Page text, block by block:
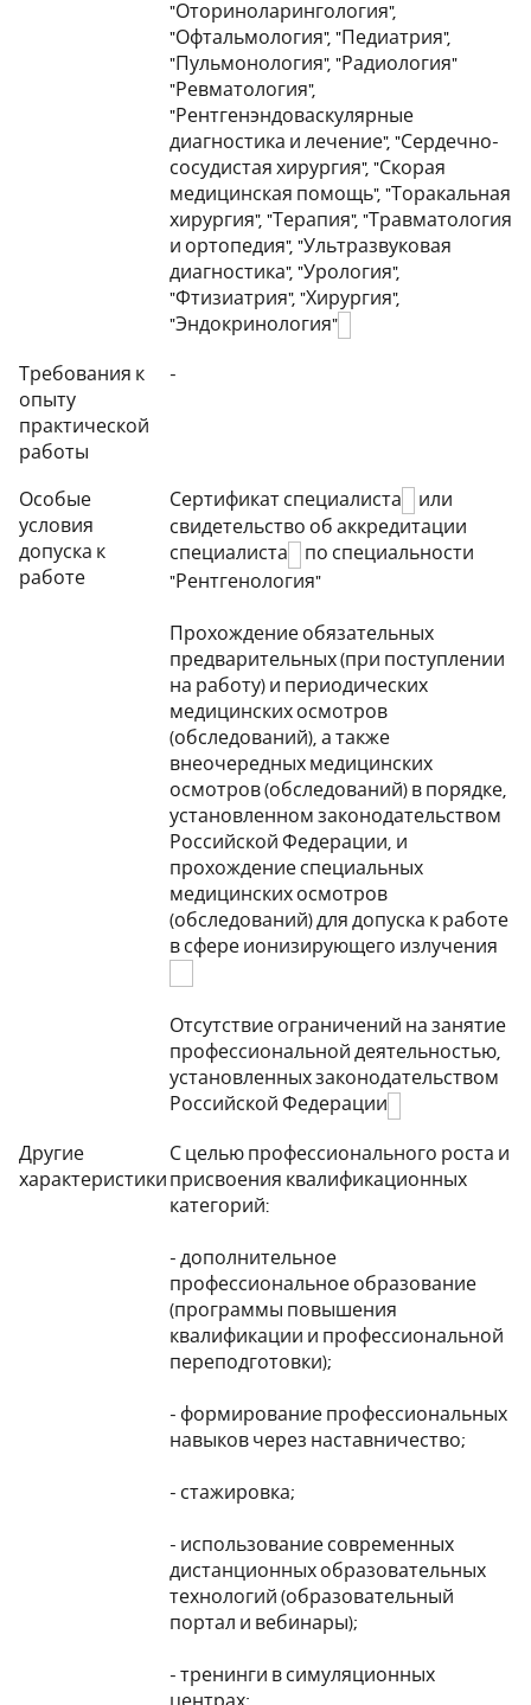
"Оториноларингология",
"Офтальмология", "Педиатрия",
"Пульмонология", "Радиология"
"Ревматология",
"Рентгенэндоваскулярные
диагностика и лечение", "Сердечно-
сосудистая хирургия", "Скорая
медицинская помощь", "Торакальная
хирургия", "Терапия", "Травматология
и ортопедия", "Ультразвуковая
диагностика", "Урология",
"Фтизиатрия", "Хирургия",
"Эндокринология"
Требования к
опыту
практической
работы
-
Особые
условия
допуска к
работе
Сертификат специалиста
или
свидетельство об аккредитации
специалиста
по специальности
"Рентгенология"
Прохождение обязательных
предварительных (при поступлении
на работу) и периодических
медицинских осмотров
(обследований), а также
внеочередных медицинских
осмотров (обследований) в порядке,
установленном законодательством
Российской Федерации, и
прохождение специальных
медицинских осмотров
(обследований) для допуска к работе
в сфере ионизирующего излучения
Отсутствие ограничений на занятие
профессиональной деятельностью,
установленных законодательством
Российской Федерации
Другие
характеристики
С целью профессионального роста и
присвоения квалификационных
категорий:
- дополнительное
профессиональное образование
(программы повышения
квалификации и профессиональной
переподготовки);
- формирование профессиональных
навыков через наставничество;
- стажировка;
- использование современных
дистанционных образовательных
технологий (образовательный
портал и вебинары);
- тренинги в симуляционных
центрах;